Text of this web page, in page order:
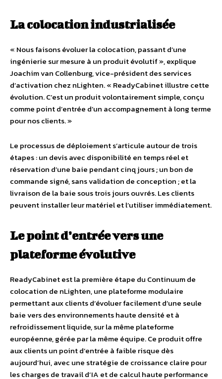
La colocation industrialisée
« Nous faisons évoluer la colocation, passant d’une
ingénierie sur mesure à un produit évolutif », explique
Joachim van Collenburg, vice-président des services
d’activation chez nLighten. « ReadyCabinet illustre cette
évolution. C’est un produit volontairement simple, conçu
comme point d’entrée d’un accompagnement à long terme
pour nos clients. »
Le processus de déploiement s’articule autour de trois
étapes : un devis avec disponibilité en temps réel et
réservation d’une baie pendant cinq jours ; un bon de
commande signé, sans validation de conception ; et la
livraison de la baie sous trois jours ouvrés. Les clients
peuvent installer leur matériel et l’utiliser immédiatement.
Le point d’entrée vers une
plateforme évolutive
ReadyCabinet est la première étape du Continuum de
colocation de nLighten, une plateforme modulaire
permettant aux clients d’évoluer facilement d’une seule
baie vers des environnements haute densité et à
refroidissement liquide, sur la même plateforme
européenne, gérée par la même équipe. Ce produit offre
aux clients un point d’entrée à faible risque dès
aujourd’hui, avec une stratégie de croissance claire pour
les charges de travail d’IA et de calcul haute performance